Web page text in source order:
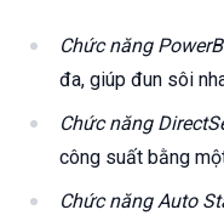
Chức năng
đa, giúp đun sôi
Chức năng
công suất bằng
Chức năng Auto